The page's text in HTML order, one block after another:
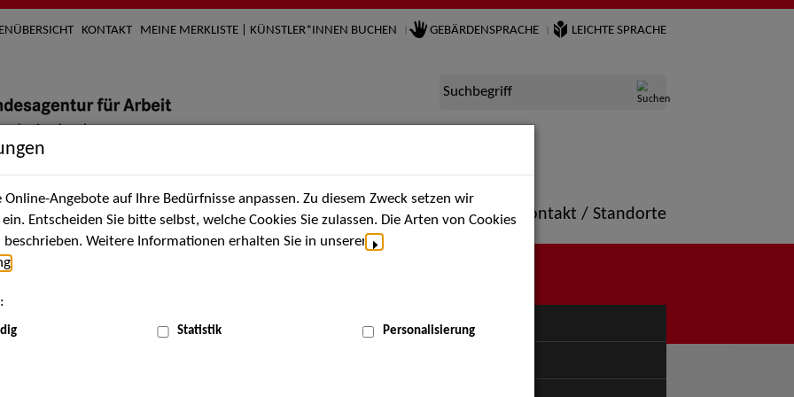
KONTAKT MEINE MERKLISTE | KÜNSTLER*INNEN BUCHEN GEBÄRDENSPRACHE LEICHTE SPRACHE
Suchbegriff
Künstler*innen Über uns Aktuelles Termine Portfolio Kontakt / Standorte
MENÜ
Angebote auf Ihre Bedürfnisse anpassen. Zu diesem Zweck setzen wir
Entscheiden Sie bitte selbst, welche Cookies Sie zulassen. Die Arten von Cookies
Weitere Informationen erhalten Sie in unserer
Statistik Personalisierung